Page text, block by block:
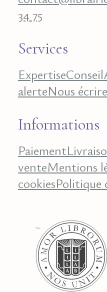
34 75
Services
ExpertiseConseil
alerteNous écrire
Informations
Paiement
venteMentions
cookiesPolitique